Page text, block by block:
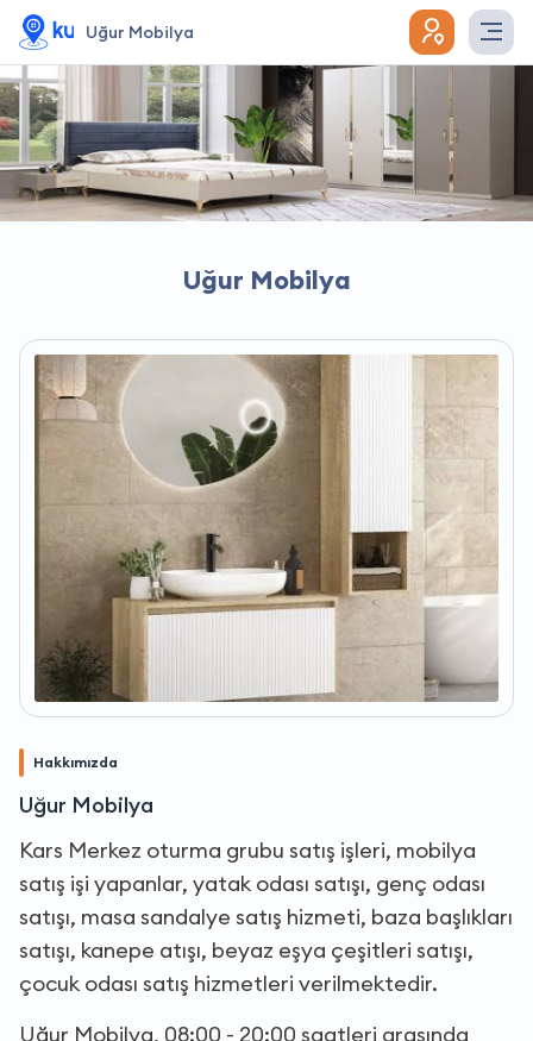
Uğur Mobilya
Uğur Mobilya
Hakkımızda
Uğur Mobilya
Kars Merkez oturma grubu satış işleri, mobilya
satış işi yapanlar, yatak odası satışı, genç odası
satışı, masa sandalye satış hizmeti, baza başlıkları
satışı, kanepe atışı, beyaz eşya çeşitleri satışı,
çocuk odası satış hizmetleri verilmektedir.
Uğur Mobilya, 08:00 - 20:00 saatleri arasında